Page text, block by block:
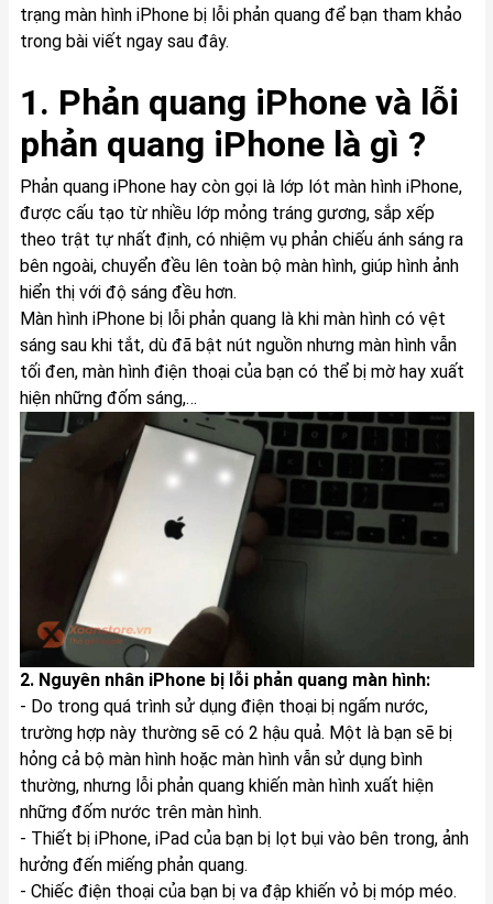
trạng màn hình iPhone bị lỗi phản quang để bạn tham khảo
trong bài viết ngay sau đây.
1. Phản quang iPhone và lỗi
phản quang iPhone là gì ?
Phản quang iPhone hay còn gọi là lớp lót màn hình iPhone,
được cấu tạo từ nhiều lớp mỏng tráng gương, sắp xếp
theo trật tự nhất định, có nhiệm vụ phản chiếu ánh sáng ra
bên ngoài, chuyển đều lên toàn bộ màn hình, giúp hình ảnh
hiển thị với độ sáng đều hơn.
Màn hình iPhone bị lỗi phản quang là khi màn hình có vệt
sáng sau khi tắt, dù đã bật nút nguồn nhưng màn hình vẫn
tối đen, màn hình điện thoại của bạn có thể bị mờ hay xuất
hiện những đốm sáng,…
2. Nguyên nhân iPhone bị lỗi phản quang màn hình:
- Do trong quá trình sử dụng điện thoại bị ngấm nước,
trường hợp này thường sẽ có 2 hậu quả. Một là bạn sẽ bị
hỏng cả bộ màn hình hoặc màn hình vẫn sử dụng bình
thường, nhưng lỗi phản quang khiến màn hình xuất hiện
những đốm nước trên màn hình.
- Thiết bị iPhone, iPad của bạn bị lọt bụi vào bên trong, ảnh
hưởng đến miếng phản quang.
- Chiếc điện thoại của bạn bị va đập khiến vỏ bị móp méo.